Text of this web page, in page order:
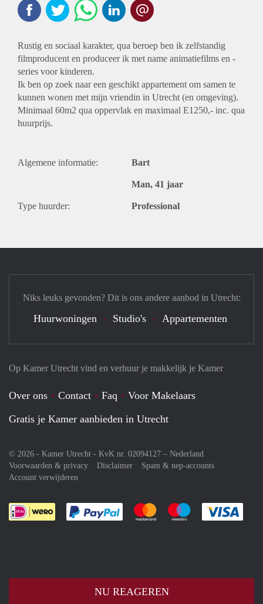
Rustig en sociaal karakter, qua beroep ben ik zelfstandig
filmproducent en produceer ik met name animatiefilms en -
series voor kinderen.
Ik ben op zoek naar een geschikt appartement om samen te
kunnen wonen met mijn vriendin in Utrecht (en omgeving).
Minimaal 60m2 qua oppervlak en maximaal E1250,- inc. qua
huurprijs.
Algemene informatie: Bart
Man, 41 jaar
Type huurder: Professional
NU REAGEREN
Op Kamer Utrecht vind en verhuur je makkelijk je Kamer
Over ons Contact Faq
Voor Makelaars
Gratis je Kamer aanbieden in Utrecht
© 2026 - Kamer Utrecht - KvK nr. 02094127 – Nederland
Voorwaarden & privacy
Disclaimer
Spam & nep-accounts
Account verwijderen
Je rekent gemakkelijk af met Paypal
Je rekent gemakkelijk af met
Je rekent
Niks leuks gevonden? Dit is ons andere aanbod in Utrecht:
Huurwoningen Studio's Appartementen